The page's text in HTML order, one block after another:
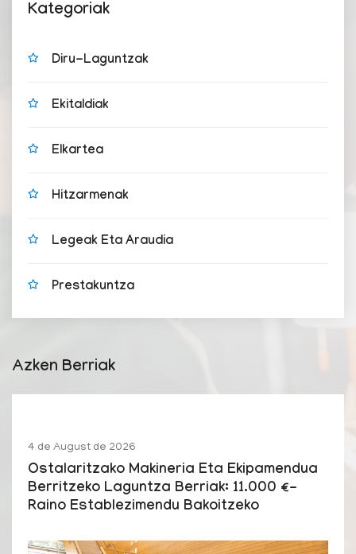
Kategoriak
Diru-Laguntzak
Ekitaldiak
Elkartea
Hitzarmenak
Legeak Eta Araudia
Prestakuntza
Azken Berriak
4 de August de 2026
Ostalaritzako Makineria Eta Ekipamendua
Berritzeko Laguntza Berriak: 11.000 €-
Raino Establezimendu Bakoitzeko